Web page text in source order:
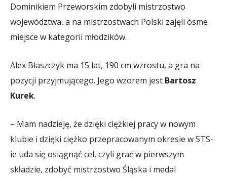
Dominikiem Przeworskim zdobyli mistrzostwo
województwa, a na mistrzostwach Polski zajęli ósme
miejsce w kategorii młodzików.
Alex Błaszczyk ma 15 lat, 190 cm wzrostu, a gra na
pozycji przyjmującego. Jego wzorem jest Bartosz
Kurek.
– Mam nadzieję, że dzięki ciężkiej pracy w nowym
klubie i dzięki ciężko przepracowanym okresie w STS-
ie uda się osiągnąć cel, czyli grać w pierwszym
składzie, zdobyć mistrzostwo Śląska i medal